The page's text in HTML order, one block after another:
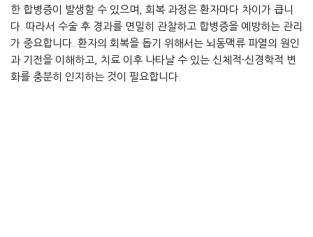
한 합병증이 발생할 수 있으며, 회복 과정은 환자마다 차이가 큽니
다. 따라서 수술 후 경과를 면밀히 관찰하고 합병증을 예방하는 관리
가 중요합니다. 환자의 회복을 돕기 위해서는 뇌동맥류 파열의 원인
과 기전을 이해하고, 치료 이후 나타날 수 있는 신체적·신경학적 변
화를 충분히 인지하는 것이 필요합니다.